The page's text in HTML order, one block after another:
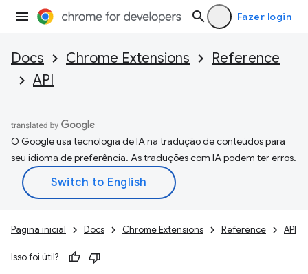
Fazer login
Docs Chrome Extensions
Reference
API
O Google usa tecnologia de IA na tradução de conteúdos para
seu idioma de preferência. As traduções com IA podem ter erros.
Página inicial Docs Chrome Extensions Reference API
Isso foi útil?